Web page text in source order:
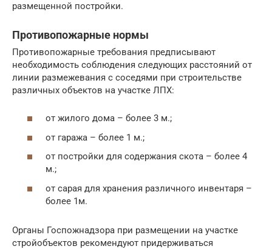
размещенной постройки.
Противопожарные нормы
Противопожарные требования предписывают
необходимость соблюдения следующих расстояний от
линии размежевания с соседями при строительстве
различных объектов на участке ЛПХ:
от жилого дома – более 3 м.;
от гаража – более 1 м.;
от постройки для содержания скота – более 4
м.;
от сарая для хранения различного инвентаря –
более 1м.
Органы Госпожнадзора при размещении на участке
стройобъектов рекомендуют придерживаться